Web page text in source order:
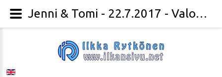
Jenni & Tomi - 22.7.2017 - Valokuvaaja Ilkka Rytkönen